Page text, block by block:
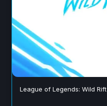
League of Legends: Wild Rift